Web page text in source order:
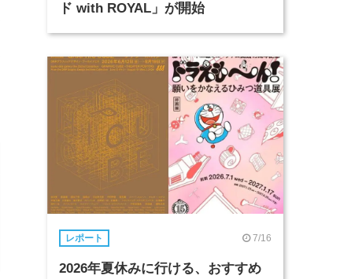
ド with ROYAL」が開始
レポート 7/16
2026年夏休みに行ける、おすすめ